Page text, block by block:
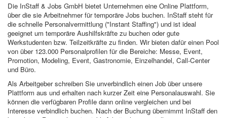
Die InStaff & Jobs GmbH bietet Unternehmen eine Online Plattform,
über die sie Arbeitnehmer für temporäre Jobs buchen. InStaff steht für
die schnelle Personalvermittlung ("Instant Staffing") und ist ideal
geeignet um temporäre Aushilfskräfte zu buchen oder gute
Werkstudenten bzw. Teilzeitkräfte zu finden. Wir bieten dafür einen Pool
von über 123.000 Personalprofilen für die Bereiche: Messe, Event,
Promotion, Modeling, Event, Gastronomie, Einzelhandel, Call-Center
und Büro.
Als Arbeitgeber schreiben Sie unverbindlich einen Job über unsere
Plattform aus und erhalten nach kurzer Zeit eine Personalauswahl. Sie
können die verfügbaren Profile dann online vergleichen und bei
Interesse verbindlich buchen. Nach der Buchung übernimmt InStaff den